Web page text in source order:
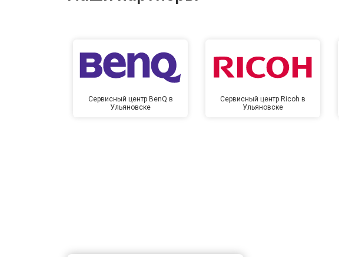
Сервисный центр BenQ в
Ульяновске
Сервисный центр Ricoh в
Ульяновске